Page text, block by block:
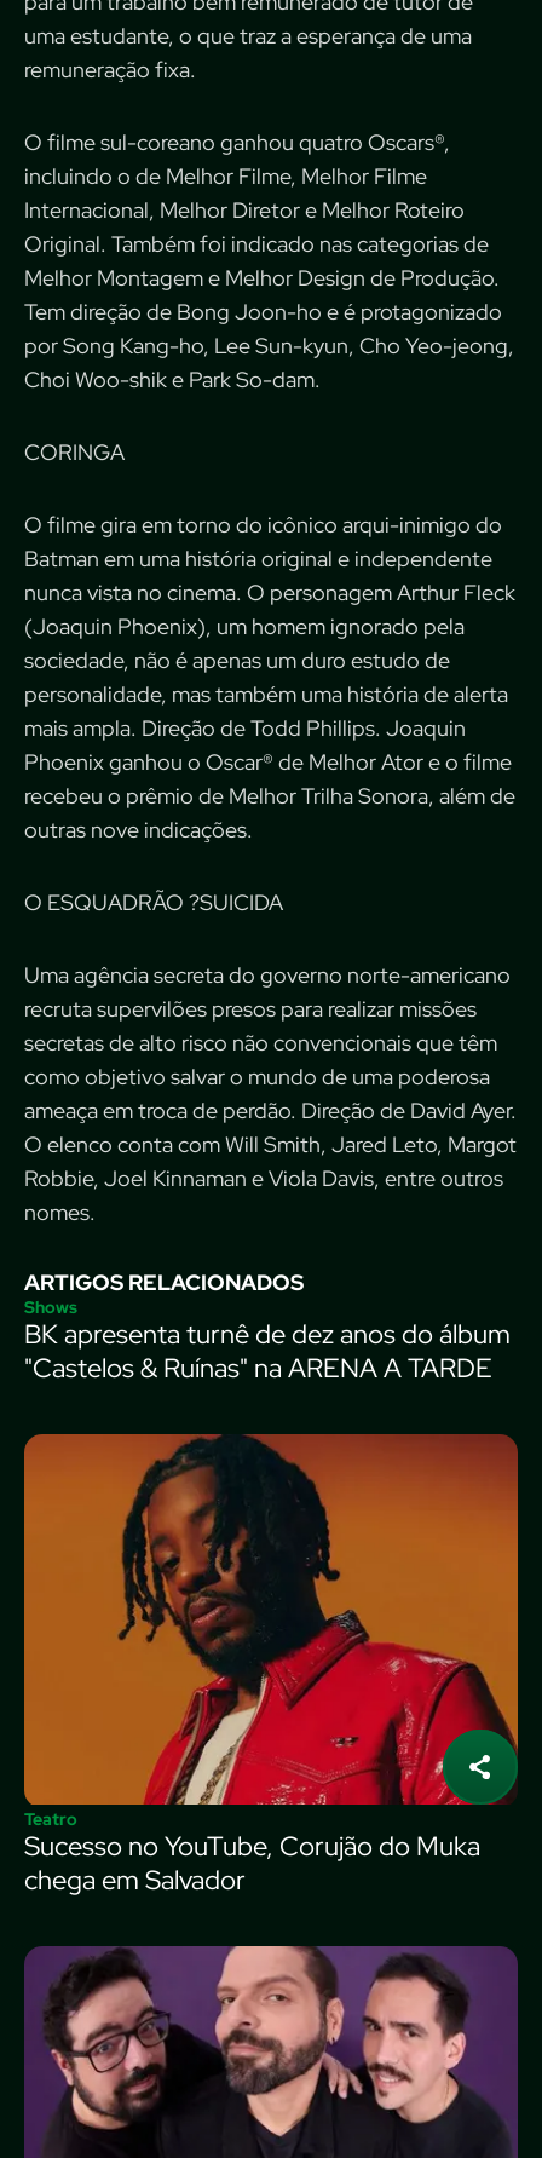
uma estudante, o que traz a esperança de uma
remuneração fixa.
O filme sul-coreano ganhou quatro Oscars®,
incluindo o de Melhor Filme, Melhor Filme
Internacional, Melhor Diretor e Melhor Roteiro
Original. Também foi indicado nas categorias de
Melhor Montagem e Melhor Design de Produção.
Tem direção de Bong Joon-ho e é protagonizado
por Song Kang-ho, Lee Sun-kyun, Cho Yeo-jeong,
Choi Woo-shik e Park So-dam.
CORINGA
O filme gira em torno do icônico arqui-inimigo do
Batman em uma história original e independente
nunca vista no cinema. O personagem Arthur Fleck
(Joaquin Phoenix), um homem ignorado pela
sociedade, não é apenas um duro estudo de
personalidade, mas também uma história de alerta
mais ampla. Direção de Todd Phillips. Joaquin
Phoenix ganhou o Oscar® de Melhor Ator e o filme
recebeu o prêmio de Melhor Trilha Sonora, além de
outras nove indicações.
O ESQUADRÃO ?SUICIDA
Uma agência secreta do governo norte-americano
recruta supervilões presos para realizar missões
secretas de alto risco não convencionais que têm
como objetivo salvar o mundo de uma poderosa
ameaça em troca de perdão. Direção de David Ayer.
O elenco conta com Will Smith, Jared Leto, Margot
Robbie, Joel Kinnaman e Viola Davis, entre outros
nomes.
ARTIGOS RELACIONADOS
Shows
BK apresenta turnê de dez anos do álbum
"Castelos & Ruínas" na ARENA A TARDE
Teatro
Sucesso no YouTube, Corujão do Muka
chega em Salvador